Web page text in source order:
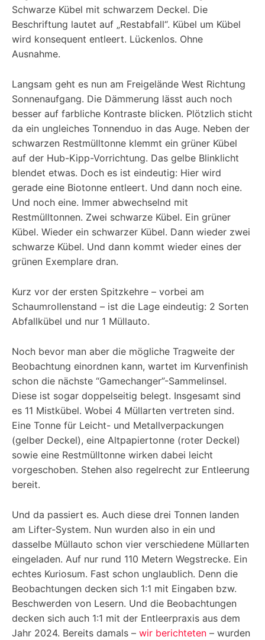
Schwarze Kübel mit schwarzem Deckel. Die
Beschriftung lautet auf „Restabfall“. Kübel um Kübel
wird konsequent entleert. Lückenlos. Ohne
Ausnahme.
Langsam geht es nun am Freigelände West Richtung
Sonnenaufgang. Die Dämmerung lässt auch noch
besser auf farbliche Kontraste blicken. Plötzlich sticht
da ein ungleiches Tonnenduo in das Auge. Neben der
schwarzen Restmülltonne klemmt ein grüner Kübel
auf der Hub-Kipp-Vorrichtung. Das gelbe Blinklicht
blendet etwas. Doch es ist eindeutig: Hier wird
gerade eine Biotonne entleert. Und dann noch eine.
Und noch eine. Immer abwechselnd mit
Restmülltonnen. Zwei schwarze Kübel. Ein grüner
Kübel. Wieder ein schwarzer Kübel. Dann wieder zwei
schwarze Kübel. Und dann kommt wieder eines der
grünen Exemplare dran.
Kurz vor der ersten Spitzkehre – vorbei am
Schaumrollenstand – ist die Lage eindeutig: 2 Sorten
Abfallkübel und nur 1 Müllauto.
Noch bevor man aber die mögliche Tragweite der
Beobachtung einordnen kann, wartet im Kurvenfinish
schon die nächste “Gamechanger”-Sammelinsel.
Diese ist sogar doppelseitig belegt. Insgesamt sind
es 11 Mistkübel. Wobei 4 Müllarten vertreten sind.
Eine Tonne für Leicht- und Metallverpackungen
(gelber Deckel), eine Altpapiertonne (roter Deckel)
sowie eine Restmülltonne wirken dabei leicht
vorgeschoben. Stehen also regelrecht zur Entleerung
bereit.
Und da passiert es. Auch diese drei Tonnen landen
am Lifter-System. Nun wurden also in ein und
dasselbe Müllauto schon vier verschiedene Müllarten
eingeladen. Auf nur rund 110 Metern Wegstrecke. Ein
echtes Kuriosum. Fast schon unglaublich. Denn die
Beobachtungen decken sich 1:1 mit Eingaben bzw.
Beschwerden von Lesern. Und die Beobachtungen
decken sich auch 1:1 mit der Entleerpraxis aus dem
Jahr 2024. Bereits damals – wir berichteten – wurden